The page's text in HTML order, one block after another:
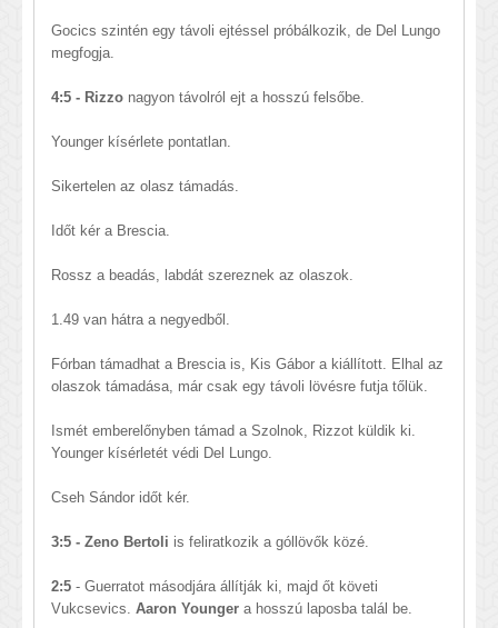
Gocics szintén egy távoli ejtéssel próbálkozik, de Del Lungo
megfogja.
4:5 - Rizzo nagyon távolról ejt a hosszú felsőbe.
Younger kísérlete pontatlan.
Sikertelen az olasz támadás.
Időt kér a Brescia.
Rossz a beadás, labdát szereznek az olaszok.
1.49 van hátra a negyedből.
Fórban támadhat a Brescia is, Kis Gábor a kiállított. Elhal az
olaszok támadása, már csak egy távoli lövésre futja tőlük.
Ismét emberelőnyben támad a Szolnok, Rizzot küldik ki.
Younger kísérletét védi Del Lungo.
Cseh Sándor időt kér.
3:5 - Zeno Bertoli is feliratkozik a góllövők közé.
2:5 - Guerratot másodjára állítják ki, majd őt követi
Vukcsevics. Aaron Younger a hosszú laposba talál be.